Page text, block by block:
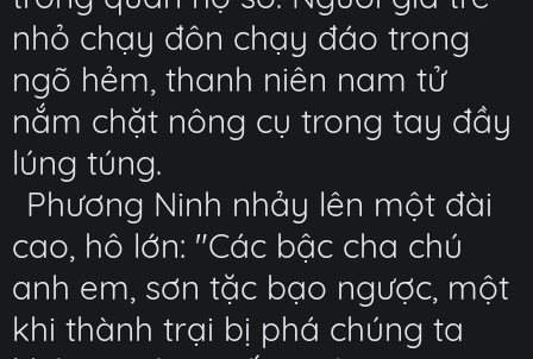
nhỏ chạy đôn chạy đáo trong
ngõ hẻm, thanh niên nam tử
nắm chặt nông cụ trong tay đầy
lúng túng.
Phương Ninh nhảy lên một đài
cao, hô lớn: "Các bậc cha chú
anh em, sơn tặc bạo ngược, một
khi thành trại bị phá chúng ta